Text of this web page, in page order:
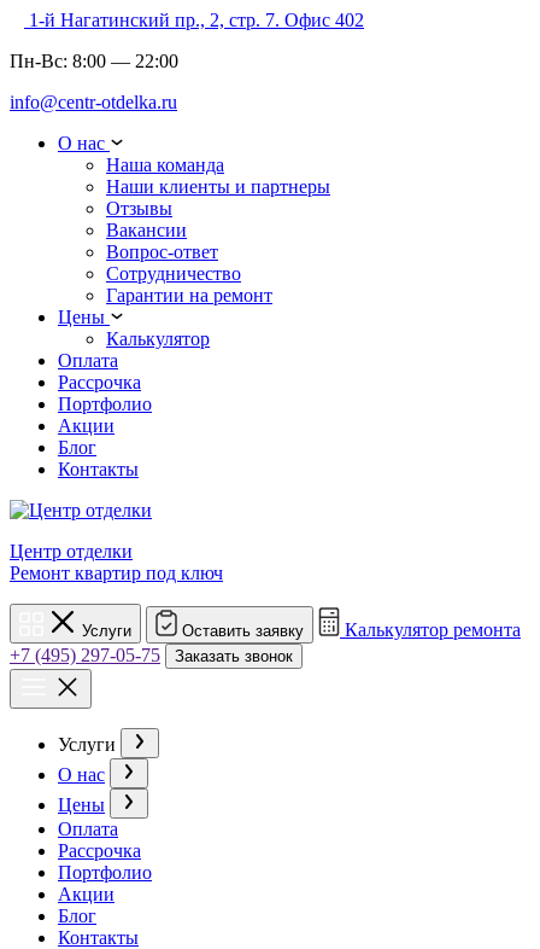
1-й Нагатинский пр., 2, стр. 7. Офис 402
Пн-Вс: 8:00 — 22:00
info@centr-otdelka.ru
О нас
Наша команда
Наши клиенты и партнеры
Отзывы
Вакансии
Вопрос-ответ
Сотрудничество
Гарантии на ремонт
Цены
Калькулятор
Оплата
Рассрочка
Портфолио
Акции
Блог
Контакты
Центр отделки
Ремонт квартир под ключ
Услуги Оставить заявку
Калькулятор ремонта
+7 (495) 297-05-75
Заказать звонок
Услуги
О нас
Цены
Оплата
Рассрочка
Портфолио
Акции
Блог
Контакты